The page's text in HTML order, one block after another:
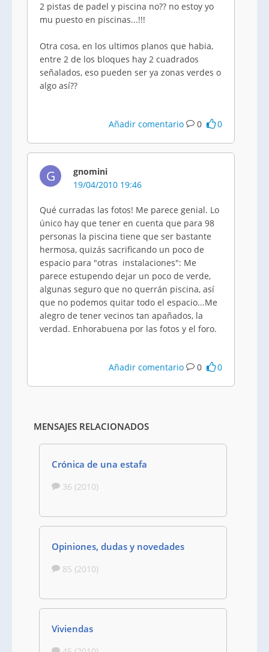
2 pistas de padel y piscina no?? no estoy yo
mu puesto en piscinas...!!!
Otra cosa, en los ultimos planos que habia,
entre 2 de los bloques hay 2 cuadrados
señalados, eso pueden ser ya zonas verdes o
algo así??
Añadir comentario 0 0
G
gnomini
19/04/2010 19:46
Qué curradas las fotos! Me parece genial. Lo
único hay que tener en cuenta que para 98
personas la piscina tiene que ser bastante
hermosa, quizás sacrificando un poco de
espacio para "otras instalaciones": Me
parece estupendo dejar un poco de verde,
algunas seguro que no querrán piscina, así
que no podemos quitar todo el espacio...Me
alegro de tener vecinos tan apañados, la
verdad. Enhorabuena por las fotos y el foro.
Añadir comentario 0 0
MENSAJES RELACIONADOS
Crónica de una estafa
36 (2010)
Opiniones, dudas y novedades
85 (2010)
Viviendas